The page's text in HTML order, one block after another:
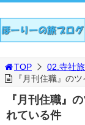
TOP 02.寺社旅
『月刊住職』の
『月刊住職』
れている件